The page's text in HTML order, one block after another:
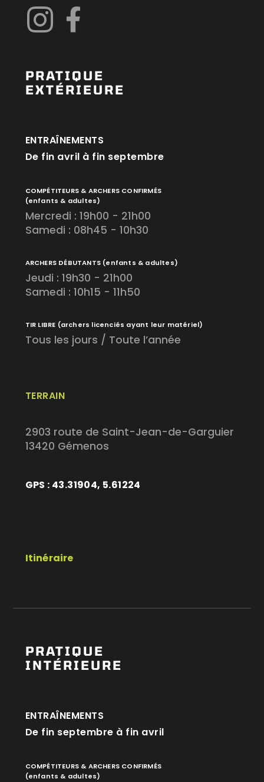
PRATIQUE
EXTÉRIEURE
TERRAIN
2903 route de Saint-Jean-de-Garguier
13420 Gémenos
GPS : 43.31904, 5.61224
Itinéraire
ENTRAÎNEMENTS
De fin avril à fin septembre
COMPÉTITEURS & ARCHERS CONFIRMÉS
(enfants & adultes)
Mercredi : 19h00 - 21h00
Samedi : 08h45 - 10h30
ARCHERS DÉBUTANTS (enfants & adultes)
Jeudi : 19h30 - 21h00
Samedi : 10h15 - 11h50
TIR LIBRE (archers licenciés ayant leur matériel)
Tous les jours / Toute l’année
PRATIQUE
INTÉRIEURE
ENTRAÎNEMENTS
De fin septembre à fin avril
COMPÉTITEURS & ARCHERS CONFIRMÉS
(enfants & adultes)